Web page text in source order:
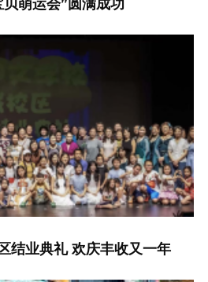
萌运会”圆满成功
结业典礼 欢庆丰收又一年